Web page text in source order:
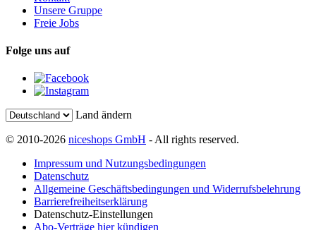
Unsere Gruppe
Freie Jobs
Folge uns auf
Land ändern
© 2010-2026 niceshops GmbH - All rights reserved.
Impressum und Nutzungsbedingungen
Datenschutz
Allgemeine Geschäftsbedingungen und Widerrufsbelehrung
Barrierefreiheitserklärung
Datenschutz-Einstellungen
Abo-Verträge hier kündigen